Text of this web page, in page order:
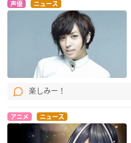
声優 ニュース
楽しみー！
アニメ ニュース